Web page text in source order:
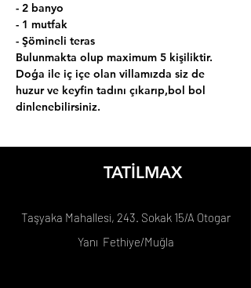
- 2 banyo
- 1 mutfak
- Şömineli teras
Bulunmakta olup maximum 5 kişiliktir.
Doģa ile iç içe olan villamızda siz de
huzur ve keyfin tadını çıkarıp,bol bol
dinlenebilirsiniz.
TATİLMAX
Taşyaka Mahallesi, 243. Sokak 15/A Otogar
Yanı Fethiye/Muğla